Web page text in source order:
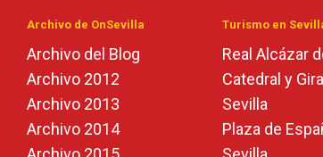
Archivo de OnSevilla
Archivo del Blog
Archivo 2012
Archivo 2013
Archivo 2014
Turismo en
Real Alcázar
Catedral y
Sevilla
Plaza de